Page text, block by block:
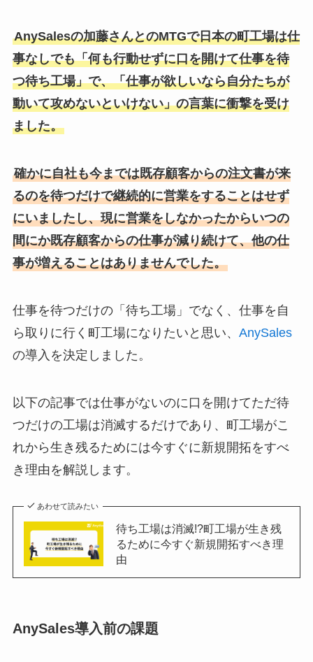
AnySalesの加藤さんとのMTGで日本の町工場は仕
事なしでも「何も行動せずに口を開けて仕事を待
つ待ち工場」で、「仕事が欲しいなら自分たちが
動いて攻めないといけない」の言葉に衝撃を受け
ました。
確かに自社も今までは既存顧客からの注文書が来
るのを待つだけで継続的に営業をすることはせず
にいましたし、現に営業をしなかったからいつの
間にか既存顧客からの仕事が減り続けて、他の仕
事が増えることはありませんでした。
仕事を待つだけの「待ち工場」でなく、仕事を自
ら取りに行く町工場になりたいと思い、 AnySales
の導入を決定しました。
以下の記事では仕事がないのに口を開けてただ待
つだけの工場は消滅するだけであり、町工場がこ
れから生き残るためには今すぐに新規開拓をすべ
き理由を解説します。
あわせて読みたい
待ち工場は消滅!?町工場が生き残
るために今すぐ新規開拓すべき理
由
AnySales導入前の課題